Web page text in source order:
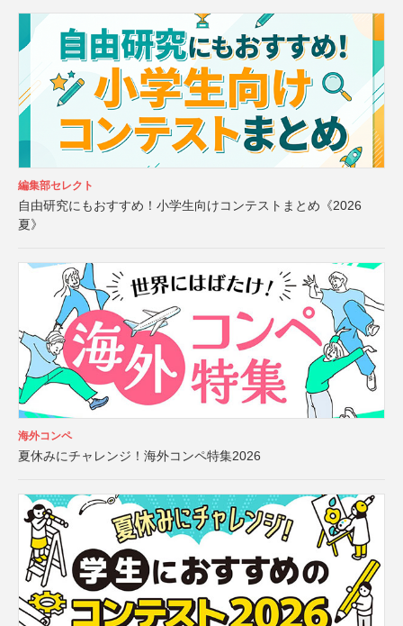
編集部セレクト
自由研究にもおすすめ！小学生向けコンテストまとめ《2026
夏》
海外コンペ
夏休みにチャレンジ！海外コンペ特集2026